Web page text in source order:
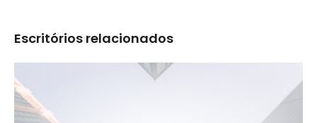
Escritórios relacionados